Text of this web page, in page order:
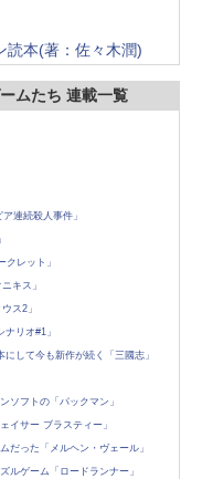
読本(著：佐々木潤)
ムたち 連載一覧
連続殺人事件」
クレット」
キス」
ス2」
リオ#1」
して今も新作が続く「三國志」
ソフトの「パックマン」
イサー ブラスティー」
だった「メルヘン・ヴェール」
ルゲーム「ロードランナー」